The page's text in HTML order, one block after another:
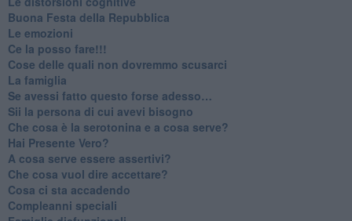
​Buona Festa della Repubblica
Le emozioni
​Ce la posso fare!!!
​Cose delle quali non dovremmo scusarci
​La famiglia
​Se avessi fatto questo forse adesso…
​Sii la persona di cui avevi bisogno
Che cosa è la serotonina e a cosa serve?
​Hai Presente Vero?
A cosa serve essere assertivi?
​Che cosa vuol dire accettare?
​Cosa ci sta accadendo
​Compleanni speciali